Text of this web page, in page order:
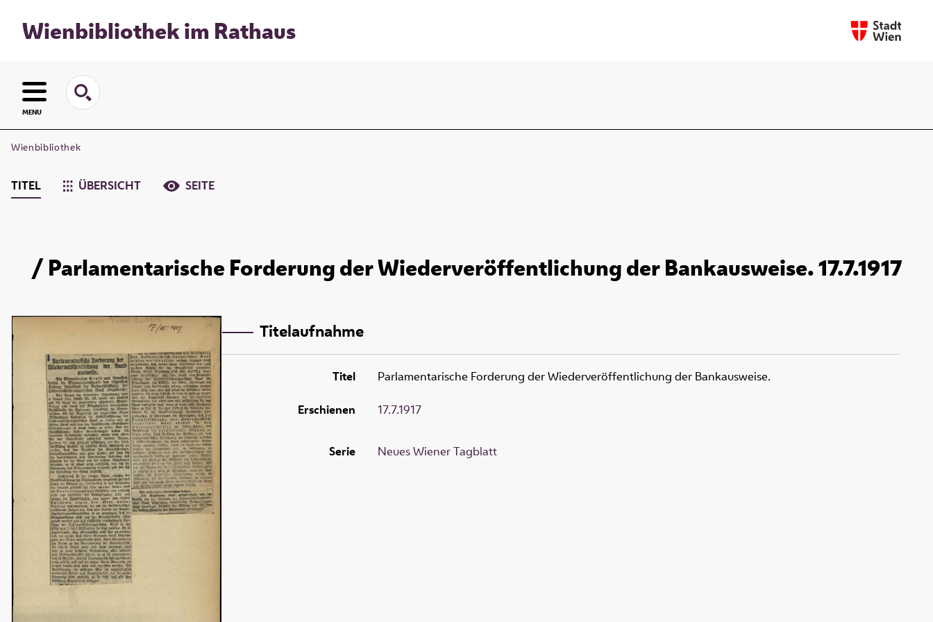
Wienbibliothek im Rathaus
MENU
Wienbibliothek
TITEL ÜBERSICHT SEITE
/ Parlamentarische Forderung der Wiederveröffentlichung der Bankausweise. 17.7.1917
Titelaufnahme
Titel Parlamentarische Forderung der Wiederveröffentlichung der Bankausweise.
Erschienen 17.7.1917
Serie Neues Wiener Tagblatt